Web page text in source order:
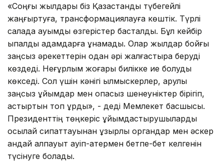
«Соңғы жылдары біз Қазақстанды түбегейлі
жаңғыртуға, трансформациялауға көштік. Түрлі
салада ауқымды өзгерістер басталды. Бұл кейбір
ықпалды адамдарға ұнамады. Олар жылдар бойғы
заңсыз әрекеттерін одан әрі жалғастыра беруді
көздеді. Неғұрлым жоғары билікке ие болуды
көкседі. Сол үшін кәнігі қылмыскерлер, қарулы
заңсыз ұйымдар мен опасыз шенеуніктер бірігіп,
астыртын топ құрды», - деді Мемлекет басшысы.
Президенттің төңкеріс ұйымдастырушыларды
осылай сипаттауынан құзырлы органдар мен әскер
қандай алпауыт қауіп-қатермен бетпе-бет келгенін
түсінуге болады.